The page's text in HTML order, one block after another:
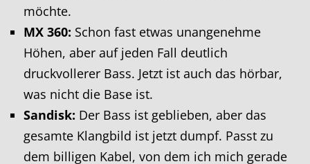
möchte.
MX 360: Schon fast etwas unangenehme
Höhen, aber auf jeden Fall deutlich
druckvollerer Bass. Jetzt ist auch das hörbar,
was nicht die Base ist.
Sandisk: Der Bass ist geblieben, aber das
gesamte Klangbild ist jetzt dumpf. Passt zu
dem billigen Kabel, von dem ich mich gerade